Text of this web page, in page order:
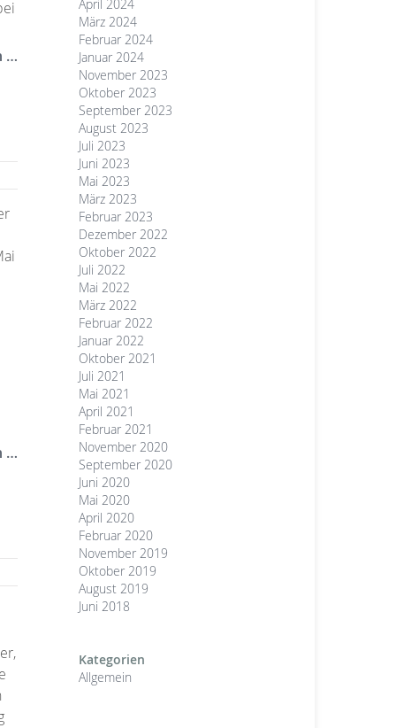
…
…
April 2024
März 2024
Februar 2024
Januar 2024
November 2023
Oktober 2023
September 2023
August 2023
Juli 2023
Juni 2023
Mai 2023
März 2023
Februar 2023
Dezember 2022
Oktober 2022
Juli 2022
Mai 2022
März 2022
Februar 2022
Januar 2022
Oktober 2021
Juli 2021
Mai 2021
April 2021
Februar 2021
November 2020
September 2020
Juni 2020
Mai 2020
April 2020
Februar 2020
November 2019
Oktober 2019
August 2019
Juni 2018
Kategorien
Allgemein